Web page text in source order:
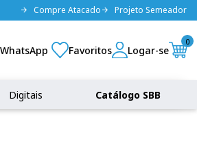
Compre Atacado Projeto Semeador
0
Digitais Catálogo SBB